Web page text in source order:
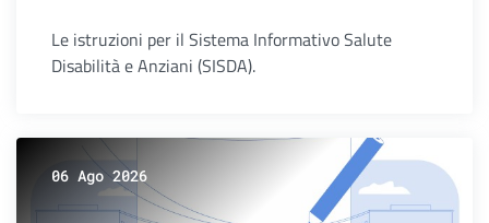
Le istruzioni per il Sistema Informativo Salute
Disabilità e Anziani (SISDA).
06 Ago 2026